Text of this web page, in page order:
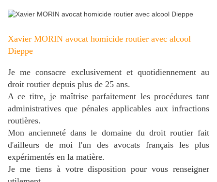
Xavier MORIN avocat homicide routier avec alcool
Dieppe
Je me consacre exclusivement et quotidiennement au
droit routier depuis plus de 25 ans.
A ce titre, je maîtrise parfaitement les procédures tant
administratives que pénales applicables aux infractions
routières.
Mon ancienneté dans le domaine du droit routier fait
d'ailleurs de moi l'un des avocats français les plus
expérimentés en la matière.
Je me tiens à votre disposition pour vous renseigner